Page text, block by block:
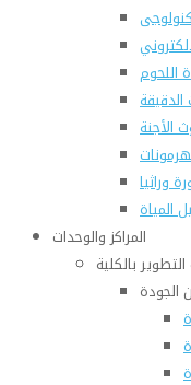
اللحوم
الأجنة
وراثيا
المياة
المراكز والوحدات
بالكلية